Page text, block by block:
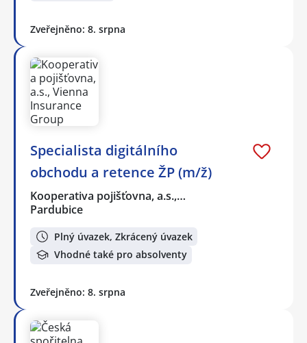
Zveřejněno: 8. srpna
Specialista digitálního
obchodu a retence ŽP (m/ž)
Kooperativa pojišťovna, a.s.,…
Pardubice
Plný úvazek, Zkrácený úvazek
Vhodné také pro absolventy
Zveřejněno: 8. srpna